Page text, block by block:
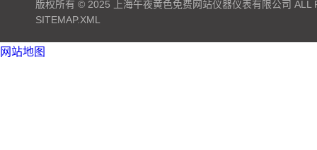
版权所有 © 2025 上海午夜黄色免费网站仪器仪表有限公司 ALL
SITEMAP.XML
网站地图